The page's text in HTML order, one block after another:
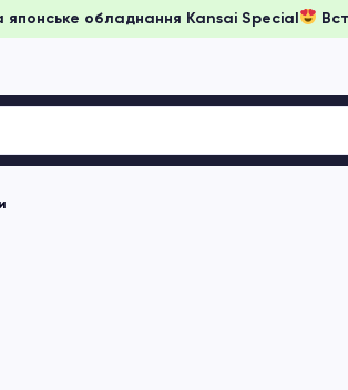
ціни на японське обладнання Kansai